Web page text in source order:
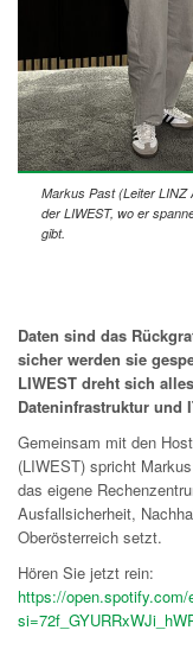
Markus Past (Leiter LINZ
der LIWEST, wo er
gibt.
Daten sind das
sicher werden sie
LIWEST dreht sich
Dateninfrastruktur und
Gemeinsam mit den
(LIWEST) spricht
das eigene
Ausfallsicherheit,
Oberösterreich setzt.
Hören Sie jetzt rein:
https://